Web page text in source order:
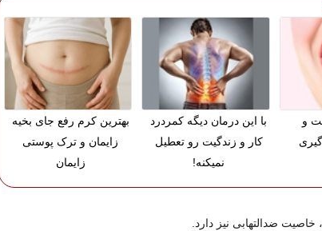
و
با این درمان دیگه کمردرد
کار و زندگیت رو تعطیل
نمیکنه!
بهترین کرم رفع جای بخیه
زایمان و ترک پوستی
زایمان
ضدالتهابی نیز دارد.